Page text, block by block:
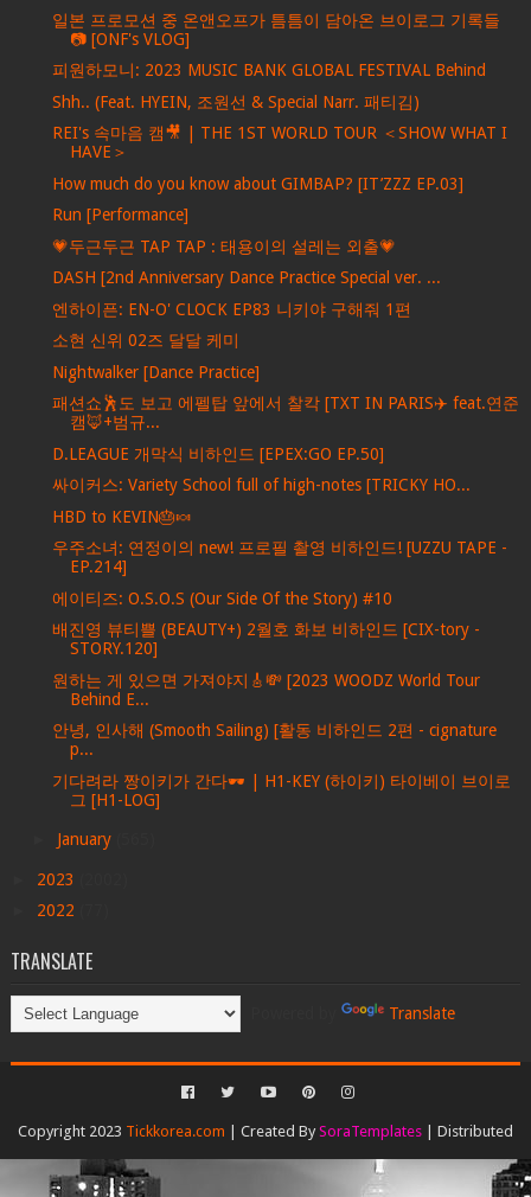
일본 프로모션 중 온앤오프가 틈틈이 담아온 브이로그 기록들
📷 [ONF's VLOG]
피원하모니: 2023 MUSIC BANK GLOBAL FESTIVAL Behind
Shh.. (Feat. HYEIN, 조원선 & Special Narr. 패티김)
REI's 속마음 캠🎥 | THE 1ST WORLD TOUR ＜SHOW WHAT I
HAVE＞
How much do you know about GIMBAP? [IT’ZZZ EP.03]
Run [Performance]
💗두근두근 TAP TAP : 태용이의 설레는 외출💗
DASH [2nd Anniversary Dance Practice Special ver. ...
엔하이픈: EN-O' CLOCK EP83 니키야 구해줘 1편
소현 신위 02즈 달달 케미
Nightwalker [Dance Practice]
패션쇼🕺도 보고 에펠탑 앞에서 찰칵 [TXT IN PARIS✈️ feat.연준
캠🦊+범규...
D.LEAGUE 개막식 비하인드 [EPEX:GO EP.50]
싸이커스: Variety School full of high-notes [TRICKY HO...
HBD to KEVIN🎂🍬
우주소녀: 연정이의 new! 프로필 촬영 비하인드! [UZZU TAPE -
EP.214]
에이티즈: O.S.O.S (Our Side Of the Story) #10
배진영 뷰티쁠 (BEAUTY+) 2월호 화보 비하인드 [CIX-tory -
STORY.120]
원하는 게 있으면 가져야지🎸💸 [2023 WOODZ World Tour
Behind E...
안녕, 인사해 (Smooth Sailing) [활동 비하인드 2편 - cignature
p...
기다려라 짱이키가 간다🕶️ | H1-KEY (하이키) 타이베이 브이로
그 [H1-LOG]
January
2023
2022
TRANSLATE
Translate
Copyright 2023 Tickkorea.com | Created By SoraTemplates| Distributed